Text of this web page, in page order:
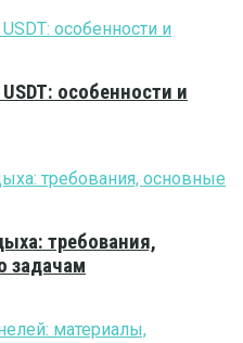
особенности и
требования,
задачам